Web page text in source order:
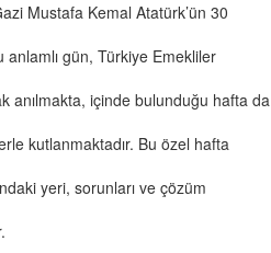
Mustafa Kemal Atatürk’ün 30
anlamlı gün, Türkiye Emekliler
anılmakta, içinde bulunduğu hafta da
kutlanmaktadır. Bu özel hafta
yeri, sorunları ve çözüm